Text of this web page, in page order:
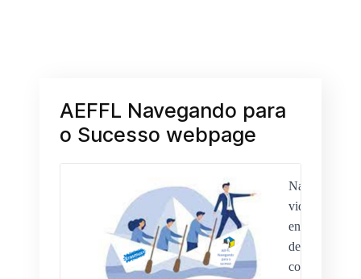
AEFFL Navegando para
o Sucesso webpage
Na
vida,
enfrentamos
desafios
como